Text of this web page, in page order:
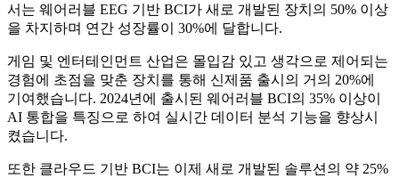
서는 웨어러블 EEG 기반 BCI가 새로 개발된 장치의 50% 이상
을 차지하며 연간 성장률이 30%에 달합니다.
게임 및 엔터테인먼트 산업은 몰입감 있고 생각으로 제어되는
경험에 초점을 맞춘 장치를 통해 신제품 출시의 거의 20%에
기여했습니다. 2024년에 출시된 웨어러블 BCI의 35% 이상이
AI 통합을 특징으로 하여 실시간 데이터 분석 기능을 향상시
켰습니다.
또한 클라우드 기반 BCI는 이제 새로 개발된 솔루션의 약 25%